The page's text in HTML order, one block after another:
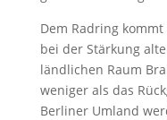
Dem Radring
bei der Stärkung
ländlichen Raum
weniger als das
Berliner Umland